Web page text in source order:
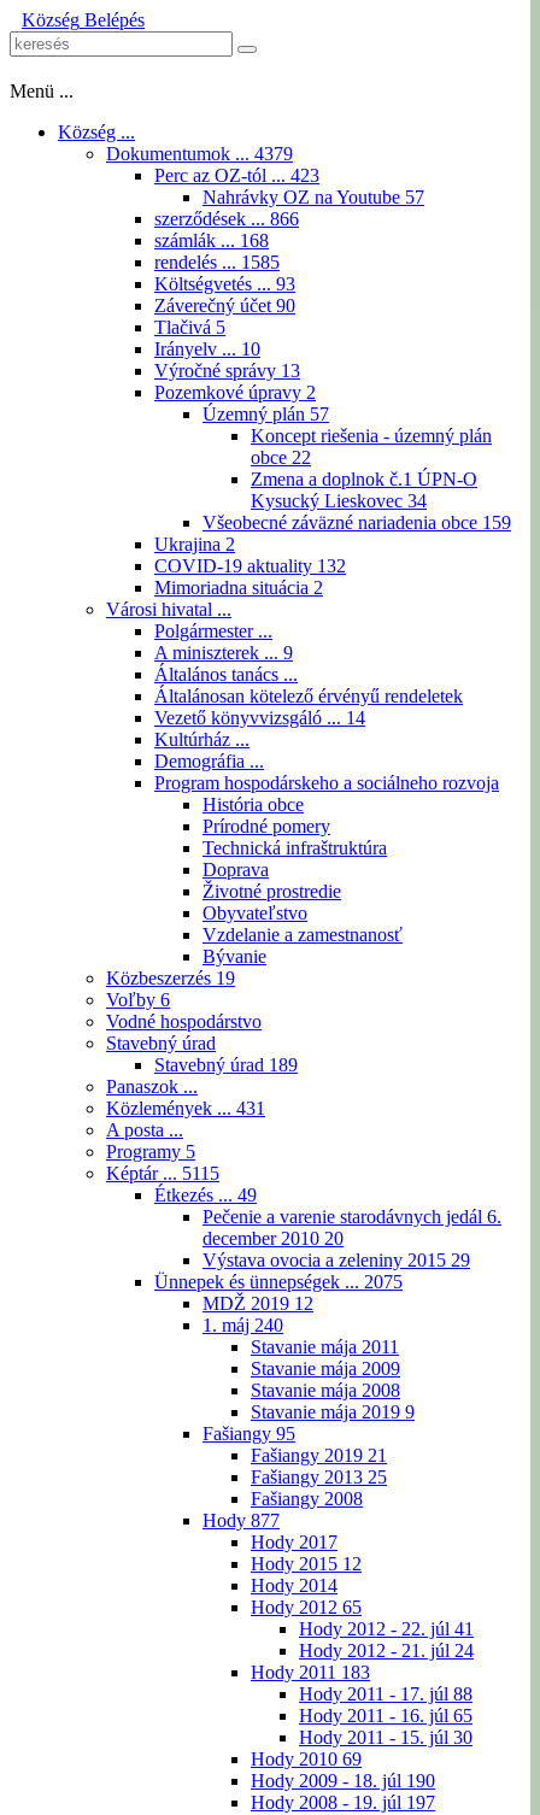
Község Belépés
Menü ...
Község ...
Dokumentumok ... 4379
Perc az OZ-tól ... 423
Nahrávky OZ na Youtube 57
szerződések ... 866
számlák ... 168
rendelés ... 1585
Költségvetés ... 93
Záverečný účet 90
Tlačivá 5
Irányelv ... 10
Výročné správy 13
Pozemkové úpravy 2
Územný plán 57
Koncept riešenia - územný plán
obce 22
Zmena a doplnok č.1 ÚPN-O
Kysucký Lieskovec 34
Všeobecné záväzné nariadenia obce 159
Ukrajina 2
COVID-19 aktuality 132
Mimoriadna situácia 2
Városi hivatal ...
Polgármester ...
A miniszterek ... 9
Általános tanács ...
Általánosan kötelező érvényű rendeletek
Vezető könyvvizsgáló ... 14
Kultúrház ...
Demográfia ...
Program hospodárskeho a sociálneho rozvoja
História obce
Prírodné pomery
Technická infraštruktúra
Doprava
Životné prostredie
Obyvateľstvo
Vzdelanie a zamestnanosť
Bývanie
Közbeszerzés 19
Voľby 6
Vodné hospodárstvo
Stavebný úrad
Stavebný úrad 189
Panaszok ...
Közlemények ... 431
A posta ...
Programy 5
Képtár ... 5115
Étkezés ... 49
Pečenie a varenie starodávnych jedál 6.
december 2010 20
Výstava ovocia a zeleniny 2015 29
Ünnepek és ünnepségek ... 2075
MDŽ 2019 12
1. máj 240
Stavanie mája 2011
Stavanie mája 2009
Stavanie mája 2008
Stavanie mája 2019 9
Fašiangy 95
Fašiangy 2019 21
Fašiangy 2013 25
Fašiangy 2008
Hody 877
Hody 2017
Hody 2015 12
Hody 2014
Hody 2012 65
Hody 2012 - 22. júl 41
Hody 2012 - 21. júl 24
Hody 2011 183
Hody 2011 - 17. júl 88
Hody 2011 - 16. júl 65
Hody 2011 - 15. júl 30
Hody 2010 69
Hody 2009 - 18. júl 190
Hody 2008 - 19. júl 197